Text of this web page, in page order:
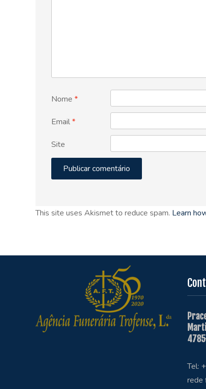
Nome *
Email*
Site
This site uses Akismet to reduce spam. Learn
Tel:
rede